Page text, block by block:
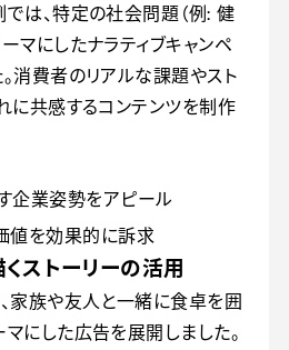
は、特定の社会問題（例: 健
マにしたナラティブキャンペ
消費者のリアルな課題やスト
に共感するコンテンツを制作
企業姿勢をアピール
値を効果的に訴求
ストーリーの活用
家族や友人と一緒に食卓を囲
にした広告を展開しました。